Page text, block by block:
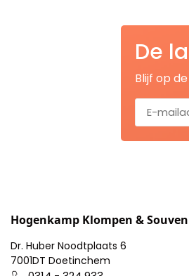
Vingerhoedjes
Displays
De
Blijf op
Hogenkamp Klompen &
Dr. Huber Noodtplaats 6
7001DT Doetinchem